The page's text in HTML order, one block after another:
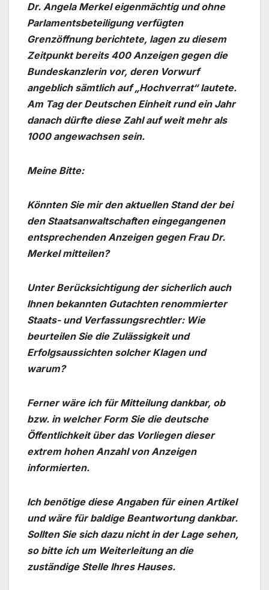
Dr. Angela Merkel eigenmächtig und ohne
Parlamentsbeteiligung verfügten
Grenzöffnung berichtete, lagen zu diesem
Zeitpunkt bereits 400 Anzeigen gegen die
Bundeskanzlerin vor, deren Vorwurf
angeblich sämtlich auf „Hochverrat“ lautete.
Am Tag der Deutschen Einheit rund ein Jahr
danach dürfte diese Zahl auf weit mehr als
1000 angewachsen sein.
Meine Bitte:
Könnten Sie mir den aktuellen Stand der bei
den Staatsanwaltschaften eingegangenen
entsprechenden Anzeigen gegen Frau Dr.
Merkel mitteilen?
Unter Berücksichtigung der sicherlich auch
Ihnen bekannten Gutachten renommierter
Staats- und Verfassungsrechtler: Wie
beurteilen Sie die Zulässigkeit und
Erfolgsaussichten solcher Klagen und
warum?
Ferner wäre ich für Mitteilung dankbar, ob
bzw. in welcher Form Sie die deutsche
Öffentlichkeit über das Vorliegen dieser
extrem hohen Anzahl von Anzeigen
informierten.
Ich benötige diese Angaben für einen Artikel
und wäre für baldige Beantwortung dankbar.
Sollten Sie sich dazu nicht in der Lage sehen,
so bitte ich um Weiterleitung an die
zuständige Stelle Ihres Hauses.